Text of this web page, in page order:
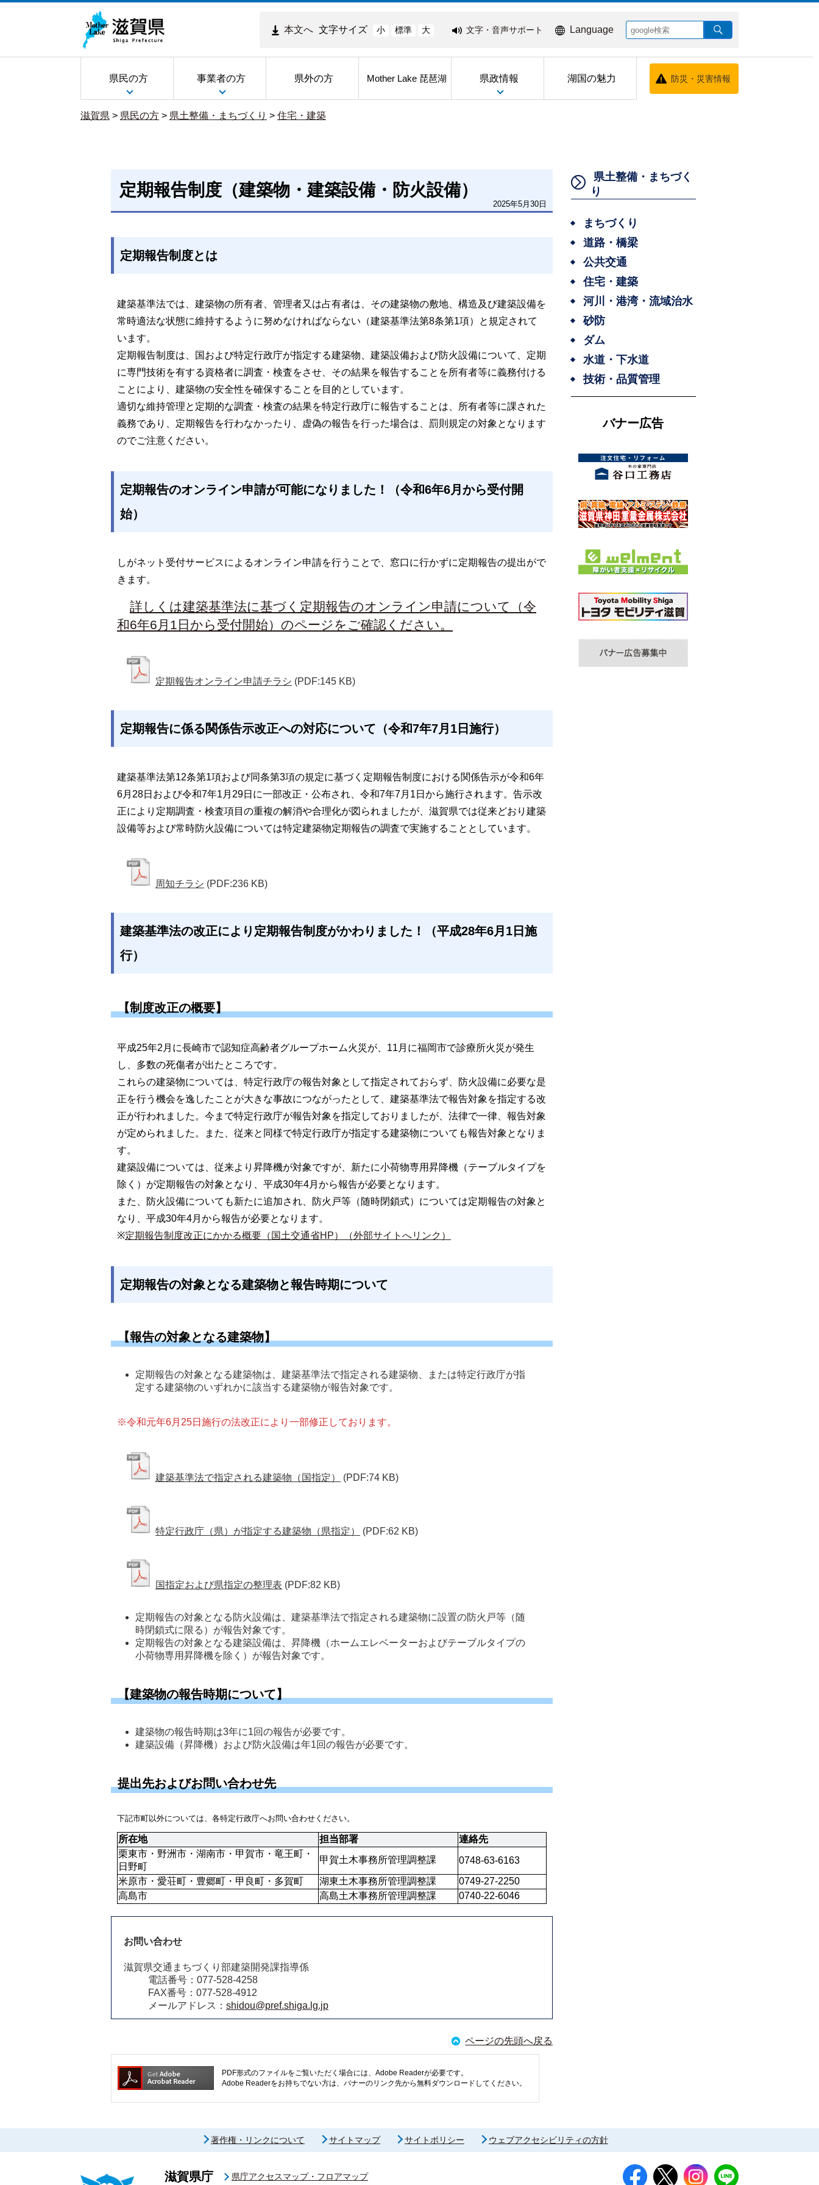
本文へ 文字サイズ 小 標準 大 文字・音声サポート Language
県民の方 事業者の方 県外の方 Mother Lake 琵琶湖 県政情報 湖国の魅力 防災・災害情報
滋賀県 > 県民の方 > 県土整備・まちづくり > 住宅・建築
定期報告制度（建築物・建築設備・防火設備）
2025年5月30日
定期報告制度とは
建築基準法では、建築物の所有者、管理者又は占有者は、その建築物の敷地、構造及び建築設備を
常時適法な状態に維持するように努めなければならない（建築基準法第8条第1項）と規定されて
います。
定期報告制度は、国および特定行政庁が指定する建築物、建築設備および防火設備について、定期
に専門技術を有する資格者に調査・検査をさせ、その結果を報告することを所有者等に義務付ける
ことにより、建築物の安全性を確保することを目的としています。
適切な維持管理と定期的な調査・検査の結果を特定行政庁に報告することは、所有者等に課された
義務であり、定期報告を行わなかったり、虚偽の報告を行った場合は、罰則規定の対象となります
のでご注意ください。
定期報告のオンライン申請が可能になりました！（令和6年6月から受付開
始）
しがネット受付サービスによるオンライン申請を行うことで、窓口に行かずに定期報告の提出がで
きます。
詳しくは建築基準法に基づく定期報告のオンライン申請について（令
和6年6月1日から受付開始）のページをご確認ください。
定期報告オンライン申請チラシ (PDF:145 KB)
定期報告に係る関係告示改正への対応について（令和7年7月1日施行）
建築基準法第12条第1項および同条第3項の規定に基づく定期報告制度における関係告示が令和6年
6月28日および令和7年1月29日に一部改正・公布され、令和7年7月1日から施行されます。告示改
正により定期調査・検査項目の重複の解消や合理化が図られましたが、滋賀県では従来どおり建築
設備等および常時防火設備については特定建築物定期報告の調査で実施することとしています。
周知チラシ (PDF:236 KB)
建築基準法の改正により定期報告制度がかわりました！（平成28年6月1日施
行）
【制度改正の概要】
平成25年2月に長崎市で認知症高齢者グループホーム火災が、11月に福岡市で診療所火災が発生
し、多数の死傷者が出たところです。
これらの建築物については、特定行政庁の報告対象として指定されておらず、防火設備に必要な是
正を行う機会を逸したことが大きな事故につながったとして、建築基準法で報告対象を指定する改
正が行われました。今まで特定行政庁が報告対象を指定しておりましたが、法律で一律、報告対象
が定められました。また、従来と同様で特定行政庁が指定する建築物についても報告対象となりま
す。
建築設備については、従来より昇降機が対象ですが、新たに小荷物専用昇降機（テーブルタイプを
除く）が定期報告の対象となり、平成30年4月から報告が必要となります。
また、防火設備についても新たに追加され、防火戸等（随時閉鎖式）については定期報告の対象と
なり、平成30年4月から報告が必要となります。
※定期報告制度改正にかかる概要（国土交通省HP）（外部サイトへリンク）
定期報告の対象となる建築物と報告時期について
【報告の対象となる建築物】
定期報告の対象となる建築物は、建築基準法で指定される建築物、または特定行政庁が指
定する建築物のいずれかに該当する建築物が報告対象です。
※令和元年6月25日施行の法改正により一部修正しております。
建築基準法で指定される建築物（国指定） (PDF:74 KB)
特定行政庁（県）が指定する建築物（県指定） (PDF:62 KB)
国指定および県指定の整理表 (PDF:82 KB)
定期報告の対象となる防火設備は、建築基準法で指定される建築物に設置の防火戸等（随
時閉鎖式に限る）が報告対象です。
定期報告の対象となる建築設備は、昇降機（ホームエレベーターおよびテーブルタイプの
小荷物専用昇降機を除く）が報告対象です。
【建築物の報告時期について】
建築物の報告時期は3年に1回の報告が必要です。
建築設備（昇降機）および防火設備は年1回の報告が必要です。
提出先およびお問い合わせ先
下記市町以外については、各特定行政庁へお問い合わせください。
所在地 担当部署
連絡先
栗東市・野洲市・湖南市・甲賀市・竜王町・
日野町
甲賀土木事務所管理調整課
0748-63-6163
米原市・愛荘町・豊郷町・甲良町・多賀町
湖東土木事務所管理調整課
0749-27-2250
高島市
高島土木事務所管理調整課 0740-22-6046
お問い合わせ
滋賀県交通まちづくり部建築開発課指導係
電話番号：077-528-4258
FAX番号：077-528-4912
メールアドレス： shidou@pref.shiga.lg.jp
ページの先頭へ戻る
PDF形式のファイルをご覧いただく場合には、Adobe Readerが必要です。
Adobe Readerをお持ちでない方は、バナーのリンク先から無料ダウンロードしてください。
県土整備・まちづく
り
まちづくり
道路・橋梁
公共交通
住宅・建築
河川・港湾・流域治水
砂防
ダム
水道・下水道
技術・品質管理
バナー広告
著作権・リンクについて サイトマップ サイトポリシー ウェブアクセシビリティの方針
滋賀県庁 県庁アクセスマップ・フロアマップ